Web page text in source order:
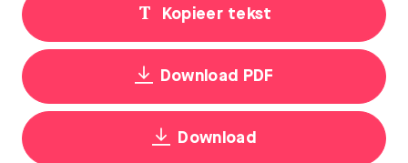
Kopieer tekst
Download PDF
Download